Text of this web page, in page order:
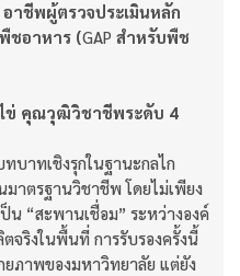
อาชีพผู้ตรวจประเมินหลัก
ชอาหาร (GAP สำหรับพืช
ไข่ คุณวุฒิวิชาชีพระดับ 4
าทเชิงรุกในฐานะกลไก
าตรฐานวิชาชีพ โดยไม่เพียง
น “สะพานเชื่อม” ระหว่างองค์
จริงในพื้นที่ การรับรองครั้งนี้
ยภาพของมหาวิทยาลัย แต่ยัง